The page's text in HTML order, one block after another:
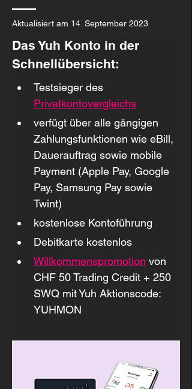
Aktualisiert am 14. September 2023
Das Yuh Konto in der
Schnellübersicht:
Testsieger des
Privatkontovergleichs
verfügt über alle gängigen
Zahlungsfunktionen wie eBill,
Dauerauftrag sowie mobile
Payment (Apple Pay, Google
Pay, Samsung Pay sowie
Twint)
kostenlose Kontoführung
Debitkarte kostenlos
Willkommenspromotion von
CHF 50 Trading Credit + 250
SWQ mit Yuh Aktionscode:
YUHMON